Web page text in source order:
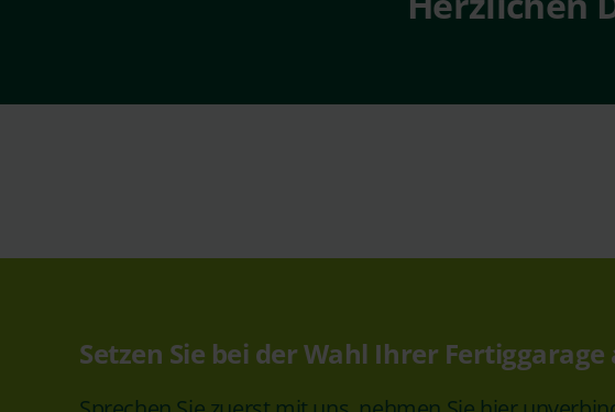
Setzen Sie bei der Wahl Ihrer